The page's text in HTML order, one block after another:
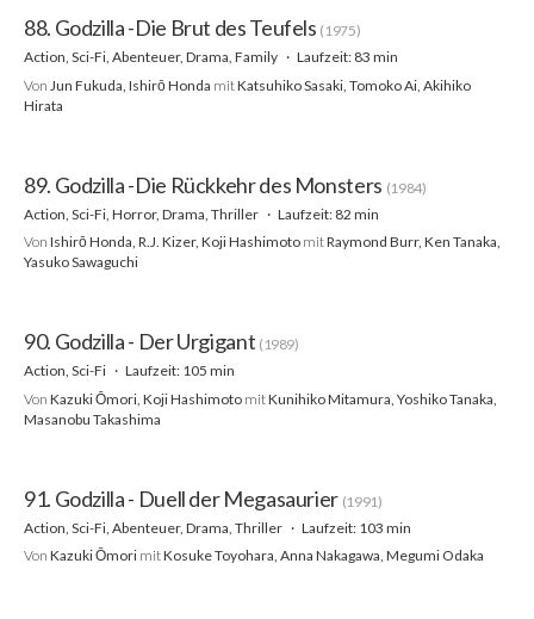
88. Godzilla -Die Brut des Teufels (1975)
Action, Sci-Fi, Abenteuer, Drama, Family
Laufzeit: 83 min
Von Jun Fukuda, Ishirō Honda mitKatsuhiko Sasaki, Tomoko Ai, Akihiko
Hirata
89. Godzilla -Die Rückkehr des Monsters (1984)
Action, Sci-Fi, Horror, Drama, Thriller
Laufzeit: 82 min
Von Ishirō Honda, R.J. Kizer, Koji Hashimoto mitRaymond Burr, Ken Tanaka,
Yasuko Sawaguchi
90. Godzilla - Der Urgigant (1989)
Action, Sci-Fi
Laufzeit: 105 min
Von Kazuki Ōmori, Koji Hashimoto mitKunihiko Mitamura, Yoshiko Tanaka,
Masanobu Takashima
91. Godzilla - Duell der Megasaurier (1991)
Action, Sci-Fi, Abenteuer, Drama, Thriller
Laufzeit: 103 min
Von Kazuki Ōmori mitKosuke Toyohara, Anna Nakagawa, Megumi Odaka